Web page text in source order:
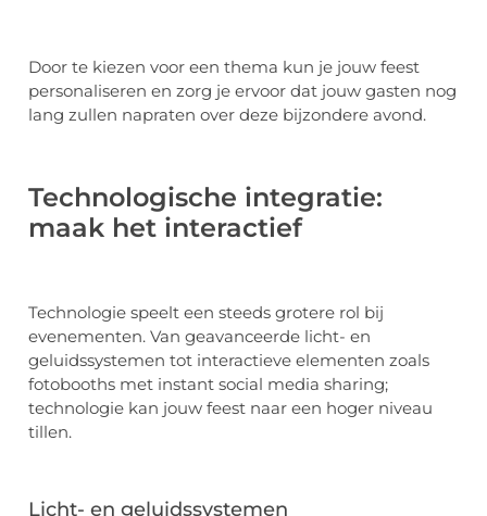
Door te kiezen voor een thema kun je jouw feest
personaliseren en zorg je ervoor dat jouw gasten nog
lang zullen napraten over deze bijzondere avond.
Technologische integratie:
maak het interactief
Technologie speelt een steeds grotere rol bij
evenementen. Van geavanceerde licht- en
geluidssystemen tot interactieve elementen zoals
fotobooths met instant social media sharing;
technologie kan jouw feest naar een hoger niveau
tillen.
Licht- en geluidssystemen